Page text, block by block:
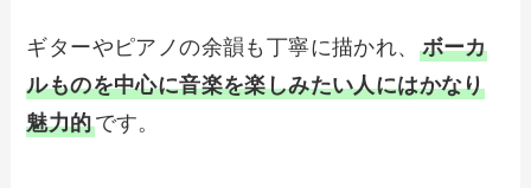
ギターやピアノの余韻も丁寧に描かれ、 ボーカ
ルものを中心に音楽を楽しみたい人にはかなり
魅力的です。